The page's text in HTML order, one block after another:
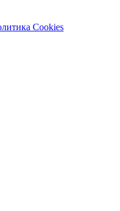
Cookies